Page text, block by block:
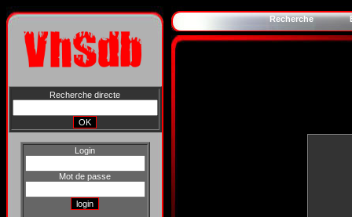
Recherche directe
Login
Mot de passe
Recherche